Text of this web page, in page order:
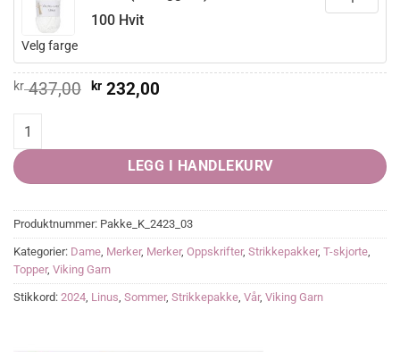
Velg farge
100 Hvit
kr437,00 Opprinnelig
kr232,00Nåværende
Angelin T-Skjorte quantity
LEGG I HANDLEKURV
Produktnummer: Pakke_K_2423_03
Kategorier: Dame Merker, Merker, Oppskrifter, Strikkepakker, T-skjorte
Topper, Viking Garn
Stikkord: 2024 Linus Sommer, Strikkepakke Vår, Viking Garn